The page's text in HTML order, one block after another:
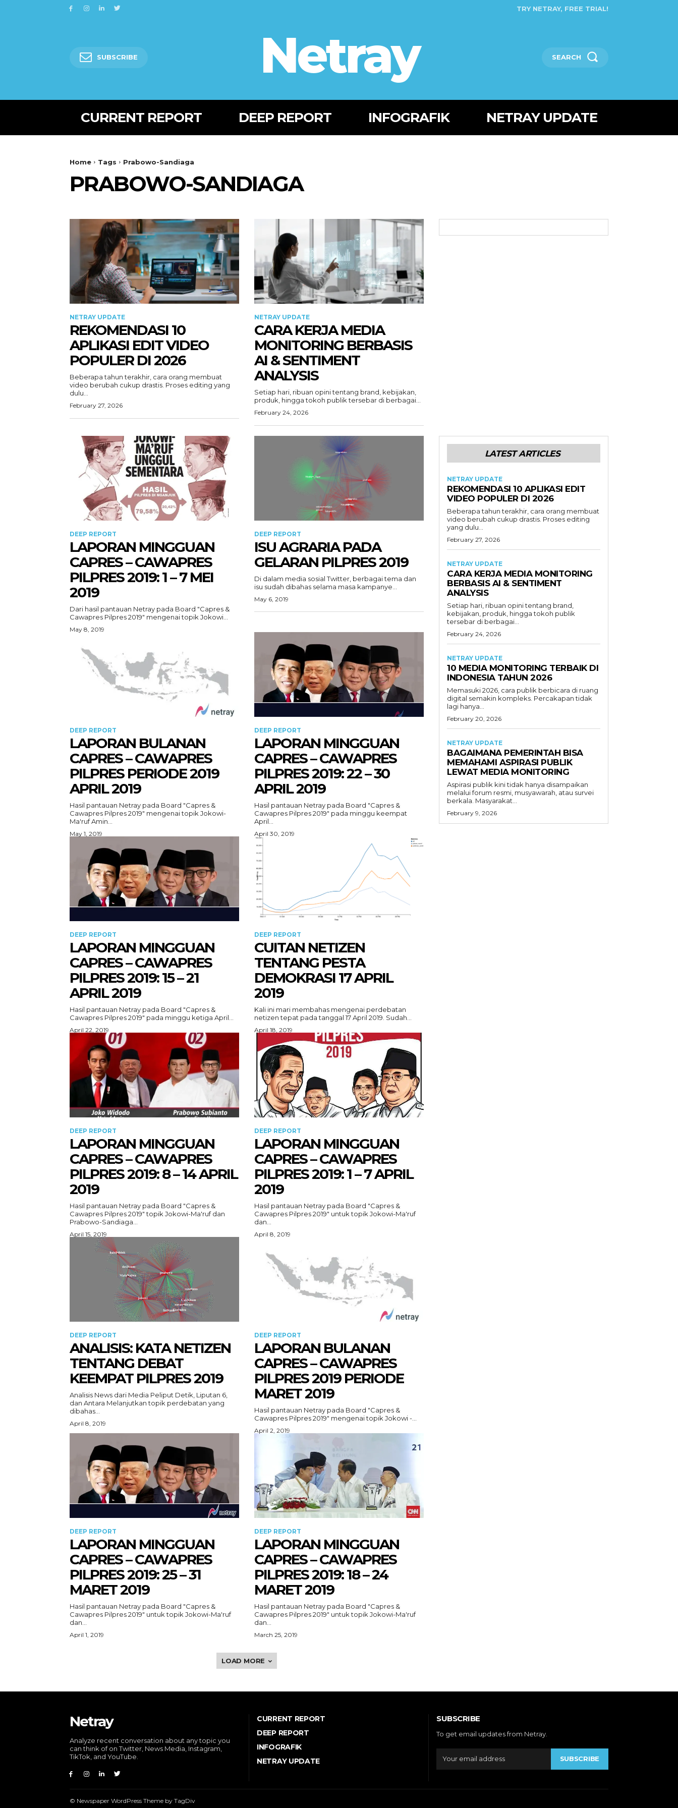
TRY NETRAY, FREE TRIAL!
SUBSCRIBE Netray SEARCH
CURRENT REPORT DEEP REPORT INFOGRAFIK NETRAY UPDATE
Home Tags Prabowo-Sandiaga
PRABOWO-SANDIAGA
NETRAY UPDATE
REKOMENDASI 10
APLIKASI EDIT VIDEO
POPULER DI 2026
Beberapa tahun terakhir, cara orang membuat
video berubah cukup drastis. Proses editing yang
dulu...
February 27, 2026
NETRAY UPDATE
CARA KERJA MEDIA
MONITORING BERBASIS
AI & SENTIMENT
ANALYSIS
Setiap hari, ribuan opini tentang brand, kebijakan,
produk, hingga tokoh publik tersebar di berbagai...
February 24, 2026
DEEP REPORT
LAPORAN MINGGUAN
CAPRES – CAWAPRES
PILPRES 2019: 1 – 7 MEI
2019
Dari hasil pantauan Netray pada Board "Capres &
Cawapres Pilpres 2019" mengenai topik Jokowi...
May 8, 2019
DEEP REPORT
ISU AGRARIA PADA
GELARAN PILPRES 2019
Di dalam media sosial Twitter, berbagai tema dan
isu sudah dibahas selama masa kampanye...
May 6, 2019
DEEP REPORT
LAPORAN BULANAN
CAPRES – CAWAPRES
PILPRES PERIODE 2019
APRIL 2019
Hasil pantauan Netray pada Board "Capres &
Cawapres Pilpres 2019" mengenai topik Jokowi-
Ma'ruf Amin...
May 1, 2019
DEEP REPORT
LAPORAN MINGGUAN
CAPRES – CAWAPRES
PILPRES 2019: 22 – 30
APRIL 2019
Hasil pantauan Netray pada Board "Capres &
Cawapres Pilpres 2019" pada minggu keempat
April...
April 30, 2019
DEEP REPORT
LAPORAN MINGGUAN
CAPRES – CAWAPRES
PILPRES 2019: 15 – 21
APRIL 2019
Hasil pantauan Netray pada Board "Capres &
Cawapres Pilpres 2019" pada minggu ketiga April...
April 22, 2019
DEEP REPORT
CUITAN NETIZEN
TENTANG PESTA
DEMOKRASI 17 APRIL
2019
Kali ini mari membahas mengenai perdebatan
netizen tepat pada tanggal 17 April 2019. Sudah...
April 18, 2019
DEEP REPORT
LAPORAN MINGGUAN
CAPRES – CAWAPRES
PILPRES 2019: 8 – 14 APRIL
2019
Hasil pantauan Netray pada Board "Capres &
Cawapres Pilpres 2019" topik Jokowi-Ma'ruf dan
Prabowo-Sandiaga...
April 15, 2019
DEEP REPORT
LAPORAN MINGGUAN
CAPRES – CAWAPRES
PILPRES 2019: 1 – 7 APRIL
2019
Hasil pantauan Netray pada Board "Capres &
Cawapres Pilpres 2019" untuk topik Jokowi-Ma'ruf
dan...
April 8, 2019
DEEP REPORT
ANALISIS: KATA NETIZEN
TENTANG DEBAT
KEEMPAT PILPRES 2019
Analisis News dari Media Peliput Detik, Liputan 6,
dan Antara Melanjutkan topik perdebatan yang
dibahas...
April 8, 2019
DEEP REPORT
LAPORAN BULANAN
CAPRES – CAWAPRES
PILPRES 2019 PERIODE
MARET 2019
Hasil pantauan Netray pada Board "Capres &
Cawapres Pilpres 2019" mengenai topik Jokowi -...
April 2, 2019
DEEP REPORT
LAPORAN MINGGUAN
CAPRES – CAWAPRES
PILPRES 2019: 25 – 31
MARET 2019
Hasil pantauan Netray pada Board "Capres &
Cawapres Pilpres 2019" untuk topik Jokowi-Ma'ruf
dan...
April 1, 2019
DEEP REPORT
LAPORAN MINGGUAN
CAPRES – CAWAPRES
PILPRES 2019: 18 – 24
MARET 2019
Hasil pantauan Netray pada Board "Capres &
Cawapres Pilpres 2019" untuk topik Jokowi-Ma'ruf
dan...
March 25, 2019
LOAD MORE
LATEST ARTICLES
NETRAY UPDATE
REKOMENDASI 10 APLIKASI EDIT
VIDEO POPULER DI 2026
Beberapa tahun terakhir, cara orang membuat
video berubah cukup drastis. Proses editing
yang dulu...
February 27, 2026
NETRAY UPDATE
CARA KERJA MEDIA MONITORING
BERBASIS AI & SENTIMENT
ANALYSIS
Setiap hari, ribuan opini tentang brand,
kebijakan, produk, hingga tokoh publik
tersebar di berbagai...
February 24, 2026
NETRAY UPDATE
10 MEDIA MONITORING TERBAIK DI
INDONESIA TAHUN 2026
Memasuki 2026, cara publik berbicara di ruang
digital semakin kompleks. Percakapan tidak
lagi hanya...
February 20, 2026
NETRAY UPDATE
BAGAIMANA PEMERINTAH BISA
MEMAHAMI ASPIRASI PUBLIK
LEWAT MEDIA MONITORING
Aspirasi publik kini tidak hanya disampaikan
melalui forum resmi, musyawarah, atau survei
berkala. Masyarakat...
February 9, 2026
Netray
Analyze recent conversation about any topic you
can think of on Twitter, News Media, Instagram,
TikTok, and YouTube.
CURRENT REPORT
DEEP REPORT
INFOGRAFIK
NETRAY UPDATE
SUBSCRIBE
To get email updates from Netray.
SUBSCRIBE
© Newspaper WordPress Theme by TagDiv